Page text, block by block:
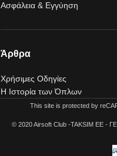
Ασφάλεια & Εγγύηση
Άρθρα
Χρήσιμες Οδηγίες
Η Ιστορία των Όπλων
This site is protected by
© 2020 Airsoft Club -TAKSIM EE -